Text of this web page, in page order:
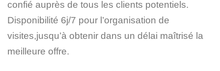
confié auprès de tous les clients potentiels.
Disponibilité 6j/7 pour l’organisation de
visites,jusqu’à obtenir dans un délai maîtrisé la
meilleure offre.